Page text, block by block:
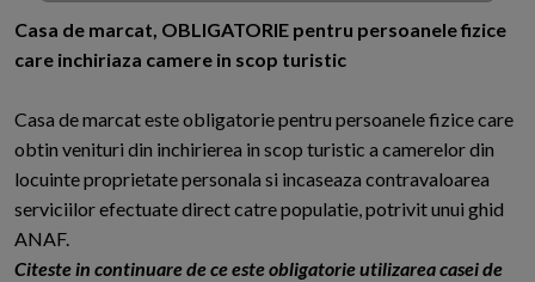
Casa de marcat, OBLIGATORIE pentru persoanele fizice
care inchiriaza camere in scop turistic
Casa de marcat este obligatorie pentru persoanele fizice care
obtin venituri din inchirierea in scop turistic a camerelor din
locuinte proprietate personala si incaseaza contravaloarea
serviciilor efectuate direct catre populatie, potrivit unui ghid
ANAF.
Citeste in continuare de ce este obligatorie utilizarea casei de